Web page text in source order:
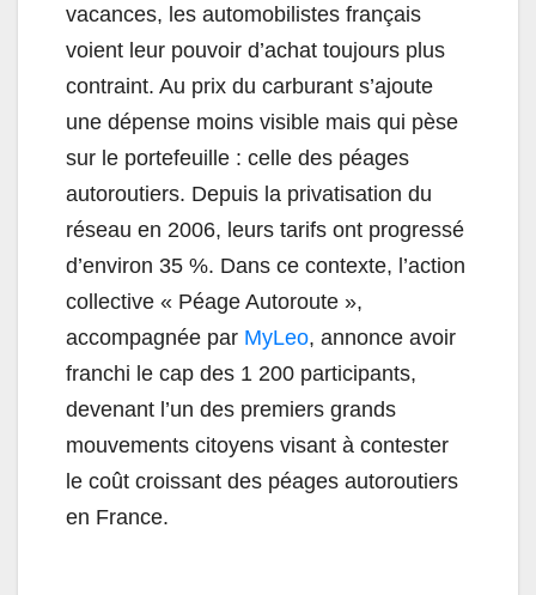
vacances, les automobilistes français
voient leur pouvoir d’achat toujours plus
contraint. Au prix du carburant s’ajoute
une dépense moins visible mais qui pèse
sur le portefeuille : celle des péages
autoroutiers. Depuis la privatisation du
réseau en 2006, leurs tarifs ont progressé
d’environ 35 %. Dans ce contexte, l’action
collective « Péage Autoroute »,
accompagnée par MyLeo, annonce avoir
franchi le cap des 1 200 participants,
devenant l’un des premiers grands
mouvements citoyens visant à contester
le coût croissant des péages autoroutiers
en France.